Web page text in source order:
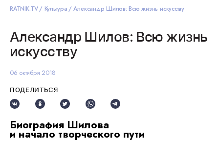
RATNIK.TV Культура Александр Шилов: Всю жизнь искусству
Александр Шилов: Всю жизнь
искусству
06 октября 2018
ПОДЕЛИТЬСЯ
Биография Шилова
и начало творческого пути